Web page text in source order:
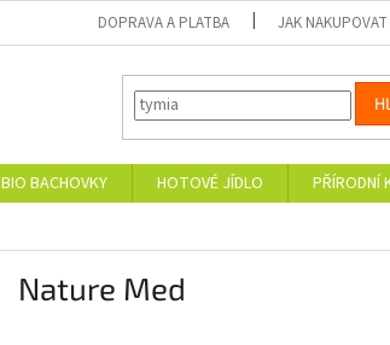
DOPRAVA A PLATBA JAK NAKUPOVAT
BIO BACHOVKY HOTOVÉ JÍDLO PŘÍRODNÍ
Nature Med